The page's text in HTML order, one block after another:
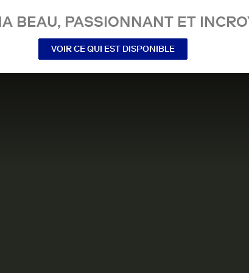
BEAU, PASSIONNANT ET
VOIR CE QUI EST DISPONIBLE